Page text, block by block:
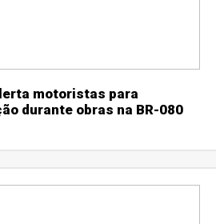
motoristas para
durante obras na BR-080